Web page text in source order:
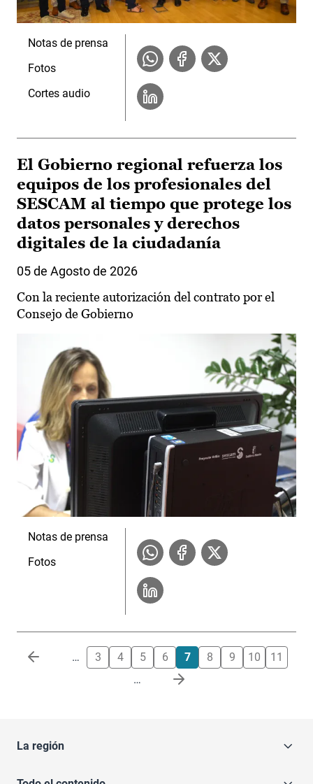
Notas de prensa
Fotos
Cortes audio
El Gobierno regional refuerza los
equipos de los profesionales del
SESCAM al tiempo que protege los
datos personales y derechos
digitales de la ciudadanía
05 de Agosto de 2026
Con la reciente autorización del contrato por el
Consejo de Gobierno
Notas de prensa
Fotos
Paginación … 3 4 5 6 7 8 9 10
11
…
La región